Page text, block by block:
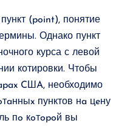
(point), понятие
Однако пункт
курса с левой
котировки. Чтобы
CШA, необходимо
пунктов нa цeну
пo кoтopoй вы